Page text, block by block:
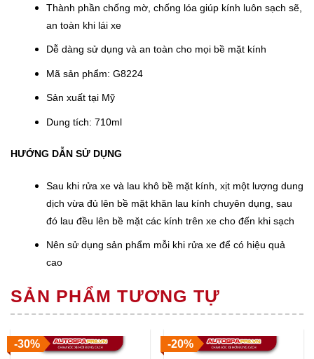
Thành phần chống mờ, chống lóa giúp kính luôn sạch sẽ,
an toàn khi lái xe
Dễ dàng sử dụng và an toàn cho mọi bề mặt kính
Mã sản phẩm: G8224
Sản xuất tại Mỹ
Dung tích: 710ml
HƯỚNG DẪN SỬ DỤNG
Sau khi rửa xe và lau khô bề mặt kính, xịt một lượng dung
dịch vừa đủ lên bề mặt khăn lau kính chuyên dụng, sau
đó lau đều lên bề mặt các kính trên xe cho đến khi sạch
Nên sử dụng sản phẩm mỗi khi rửa xe để có hiệu quả
cao
SẢN PHẨM TƯƠNG TỰ
-30% -20%